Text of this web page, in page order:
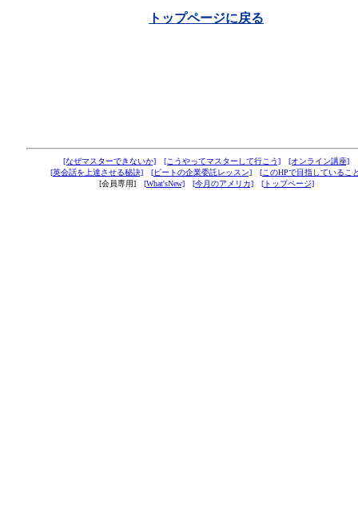
トップページに戻る
[なぜマスターできないか] [こうやってマスターして行こう]
[オンライン講座]
[英会話を上達させる秘訣]
[ビートの企業委託レッスン]
[このHPで目指しているこ
[会員専用] [What'sNew] [今月のアメリカ] [トップページ]